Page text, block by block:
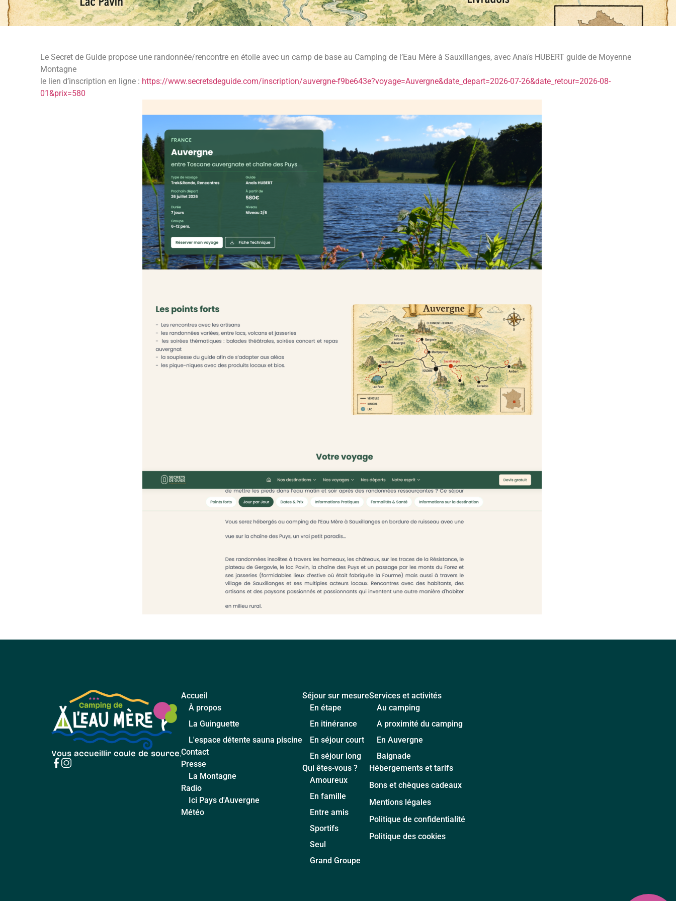
Le Secret de Guide propose une randonnée/rencontre en étoile avec un camp de base au Camping de l’Eau Mère à Sauxillanges, avec Anaïs HUBERT guide de Moyenne
Montagne
le lien d’inscription en ligne : https://www.secretsdeguide.com/inscription/auvergne-f9be643e?voyage=Auvergne&date_depart=2026-07-26&date_retour=2026-08-
01&prix=580
Vous accueillir coule de source.
Accueil
À propos
La Guinguette
L'espace détente sauna piscine
Contact
Presse
La Montagne
Radio
Ici Pays d'Auvergne
Météo
Séjour sur mesure
En étape
En itinérance
En séjour court
En séjour long
Qui êtes-vous ?
Amoureux
En famille
Entre amis
Sportifs
Seul
Grand Groupe
Services et activités
Au camping
A proximité du camping
En Auvergne
Baignade
Hébergements et tarifs
Bons et chèques cadeaux
Mentions légales
Politique de confidentialité
Politique des cookies